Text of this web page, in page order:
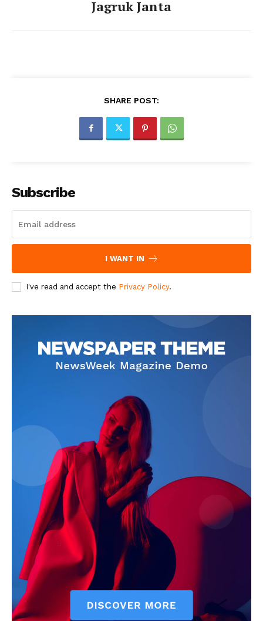
Jagruk Janta
SHARE POST:
Subscribe
I WANT IN
I've read and accept the Privacy Policy.